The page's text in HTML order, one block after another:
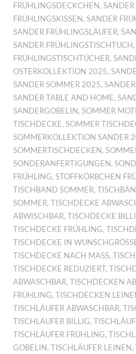
FRÜHLINGSDECKCHEN ,
FRÜHLINGSKISSEN ,SANDER
SANDER FRÜHLINGSLÄUFER,
SANDER FRÜHLINGSTISCHTUCH
FRÜHLINGSTISCHTÜCHER,
OSTERKOLLEKTION 2025,
SANDER SOMMER 2025,
SANDER TABLE AND HOME,
SANDERGOBELIN ,SOMMER
TISCHDECKE,SOMMER
SOMMERKOLLEKTION SANDER
SOMMERTISCHDECKEN ,
SONDERANFERTIGUNGEN ,
FRÜHLING,STOFFKÖRBCHEN
TISCHBAND SOMMER,
SOMMER,TISCHDECKE
ABWISCHBAR,TISCHDECKE
TISCHDECKE FRÜHLING,
TISCHDECKE IN WUNSCHGRÖSSE
TISCHDECKE NACH MASS ,
TISCHDECKE REDUZIERT,
ABWASCHBAR,TISCHDECKEN
FRÜHLING,TISCHDECKEN
TISCHLÄUFER ABWASCHBAR,
TISCHLÄUFER BILLIG,
TISCHLÄUFER FRÜHLING,
GOBELIN ,TISCHLÄUFER LEINEN ,